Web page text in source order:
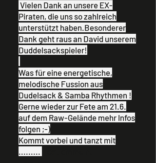
Vielen Dank an unsere EX-
Piraten, die uns so zahlreich
unterstützt haben.Besonderer
Dank geht raus an David unserem
Duddelsackspieler!
Was für eine energetische,
melodische Fussion aus
Dudelsack & Samba Rhythmen !
Gerne wieder zur Fete am 21.6.
auf dem Raw-Gelände mehr Infos
folgen ;-)
Kommt vorbei und tanzt mit
.........